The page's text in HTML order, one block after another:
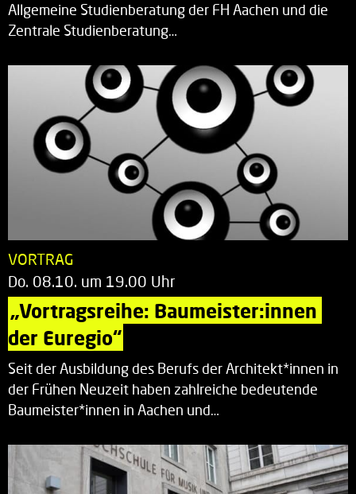
Allgemeine Studienberatung der FH Aachen und die
Zentrale Studienberatung…
VORTRAG
Do. 08.10. um 19.00 Uhr
„Vortragsreihe: Baumeister:innen
der Euregio“
Seit der Ausbildung des Berufs der Architekt*innen in
der Frühen Neuzeit haben zahlreiche bedeutende
Baumeister*innen in Aachen und…